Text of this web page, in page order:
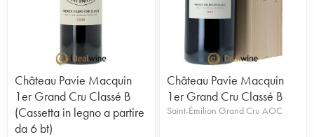
Château Pavie Macquin
1er Grand Cru Classé B
(Cassetta in legno a partire
da 6 bt)
Château Pavie Macquin
1er Grand Cru Classé B
Saint-Émilion Grand Cru AOC